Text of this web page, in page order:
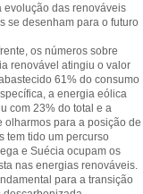
evolução das renováveis
se desenham para o futuro
os números sobre
renovável atingiu o valor
61% do consumo
a energia eólica
com 23% do total e a
olharmos para a posição de
tem tido um percurso
e Suécia ocupam os
nas energias renováveis.
para a transição